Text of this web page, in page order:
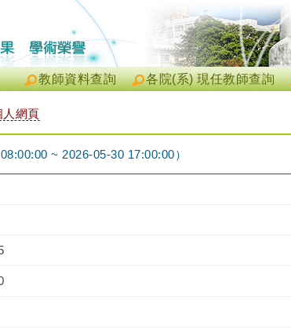
各院(系) 現任教師查詢
教師資料查詢
人網頁
~ 2026-05-30 17:00:00）